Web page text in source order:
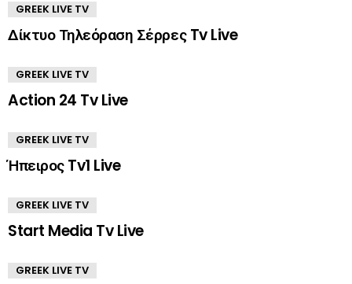
GREEK LIVE TV
Δίκτυο Τηλεόραση Σέρρες Tv Live
GREEK LIVE TV
Action 24 Tv Live
GREEK LIVE TV
Ήπειρος Tv1 Live
GREEK LIVE TV
Start Media Tv Live
GREEK LIVE TV